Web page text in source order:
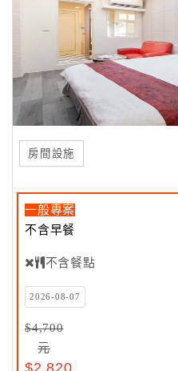
房間設施
一般專案
不含早餐
不含餐點
2026-08-07
$4,700
元
$2,820